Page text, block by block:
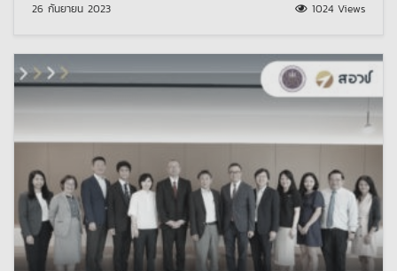
26 กันยายน 2023 1024 Views